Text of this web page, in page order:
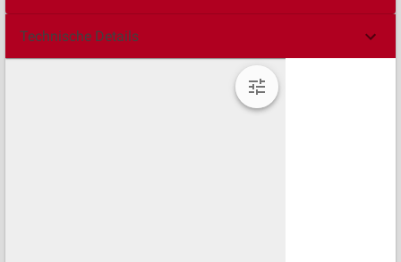
Technische Details